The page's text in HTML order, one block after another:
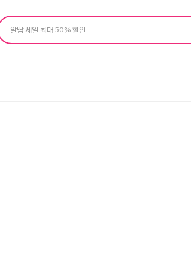
알땀 세일 최대 50% 할인